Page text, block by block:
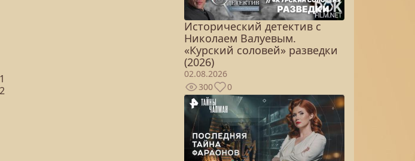
Исторический детектив с
Николаем Валуевым.
«Курский соловей» разведки
(2026)
02.08.2026
300
0